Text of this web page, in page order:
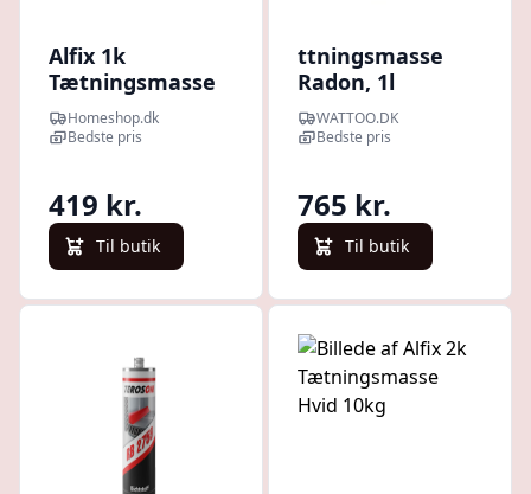
Alfix 1k
Tætningsmasse
4kgHomeshop.dk
Bedste pris
419 kr.
Til butik
ttningsmasse
Radon, 1l
WATTOO.DK
Bedste pris
765 kr.
Til butik